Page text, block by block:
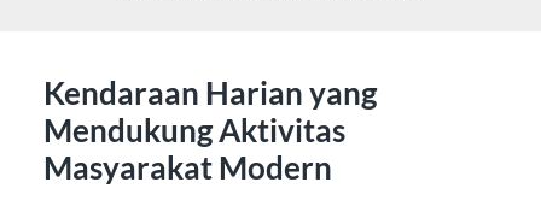
Kendaraan Harian yang
Mendukung Aktivitas
Masyarakat Modern